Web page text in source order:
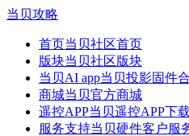
当贝攻略
首页当贝社区首页
版块当贝社区版块
当贝AI app当贝投影固件
商城当贝官方商城
遥控APP当贝遥控APP下载
服务支持当贝硬件客户服